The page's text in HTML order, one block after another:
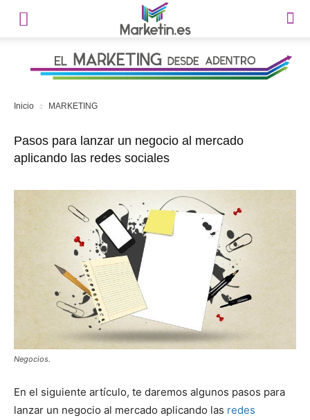
Inicio MARKETING
Pasos para lanzar un negocio al mercado
aplicando las redes sociales
Negocios.
En el siguiente artículo, te daremos algunos pasos para
lanzar un negocio al mercado aplicando las redes